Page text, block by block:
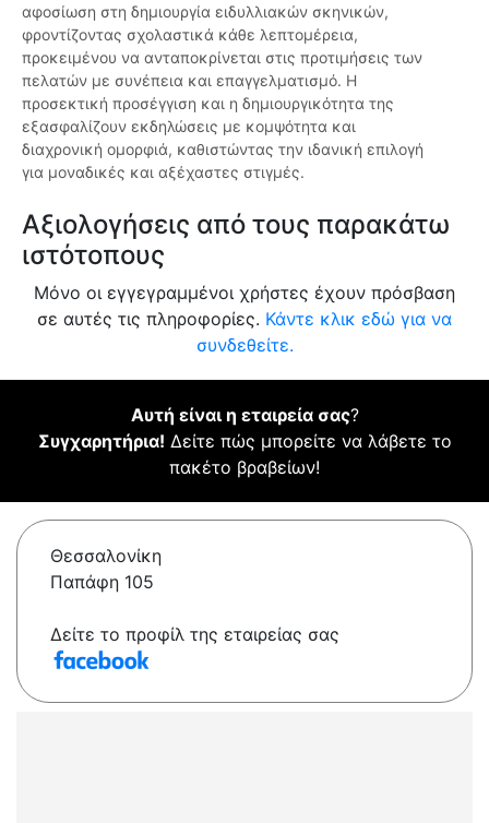
αφοσίωση στη δημιουργία ειδυλλιακών σκηνικών,
φροντίζοντας σχολαστικά κάθε λεπτομέρεια,
προκειμένου να ανταποκρίνεται στις προτιμήσεις των
πελατών με συνέπεια και επαγγελματισμό. Η
προσεκτική προσέγγιση και η δημιουργικότητα της
εξασφαλίζουν εκδηλώσεις με κομψότητα και
διαχρονική ομορφιά, καθιστώντας την ιδανική επιλογή
για μοναδικές και αξέχαστες στιγμές.
Αξιολογήσεις από τους παρακάτω
ιστότοπους
Μόνο οι εγγεγραμμένοι χρήστες έχουν πρόσβαση
σε αυτές τις πληροφορίες. Κάντε κλικ εδώ για να
συνδεθείτε.
Αυτή είναι η εταιρεία σας?
Συγχαρητήρια! Δείτε πώς μπορείτε να λάβετε το
πακέτο βραβείων!
Θεσσαλονίκη
Παπάφη 105
Δείτε το προφίλ της εταιρείας σας